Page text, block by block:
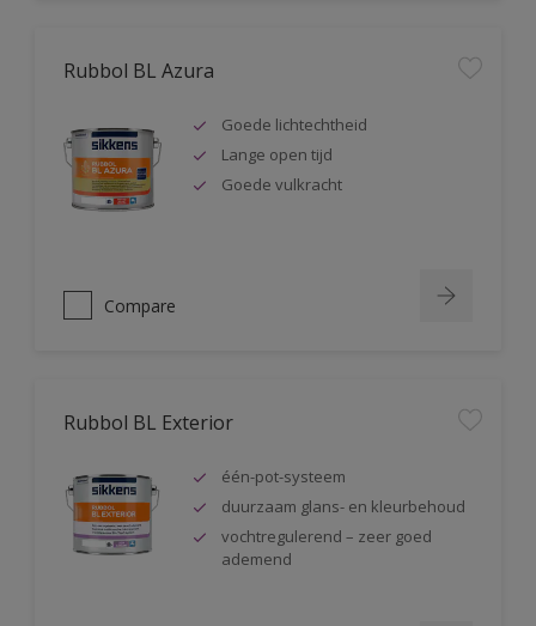
Rubbol BL Azura
Goede lichtechtheid
Lange open tijd
Goede vulkracht
Compare
Rubbol BL Exterior
één-pot-systeem
duurzaam glans- en kleurbehoud
vochtregulerend – zeer goed
ademend